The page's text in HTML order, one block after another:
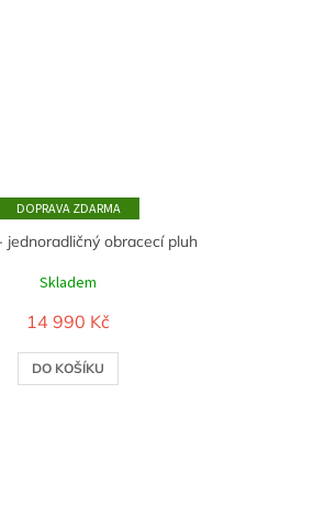
ZDARMA
jednoradličný obracecí pluh
Skladem
14 990 Kč
DO KOŠÍKU